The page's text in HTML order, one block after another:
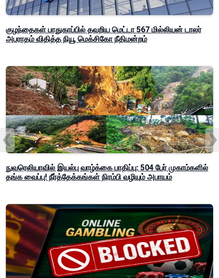
குழந்தைகள் பாதுகாப்பில் தவறிய மெட்டா 567 மில்லியன் டாலர்
அபராதம் விதித்த நியூ மெக்சிகோ நீதிமன்றம்
நுவரெலியாவில் இயல்பு வாழ்க்கை பாதிப்பு: 504 பேர் முகாம்களில்
தங்க வைப்பு! நீர்த்தேக்கங்கள் நிரம்பி வழியும் அபாயம்